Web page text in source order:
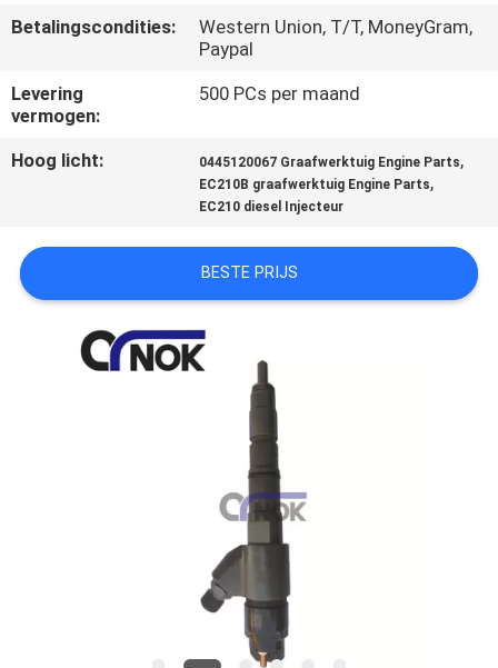
VERZOEK
OM
CITAAT
VR
Betalingscondities:
Western Union, T/T, MoneyGram,
Paypal
Levering
vermogen:
500 PCs per maand
Hoog licht: 0445120067 Graafwerktuig Engine Parts,
EC210B graafwerktuig Engine Parts,
EC210 diesel Injecteur
BESTE PRIJS